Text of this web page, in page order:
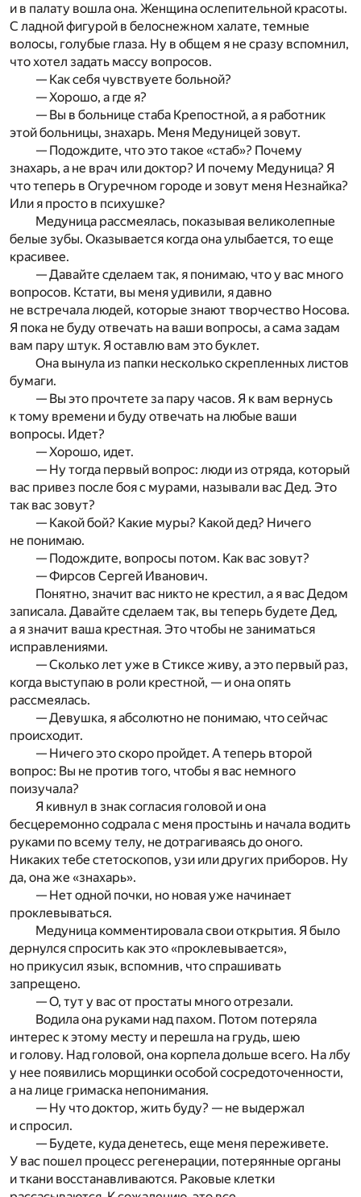
и в палату вошла она. Женщина ослепительной красоты.
С ладной фигурой в белоснежном халате, темные
волосы, голубые глаза. Ну в общем я не сразу вспомнил,
что хотел задать массу вопросов.
— Как себя чувствуете больной?
— Хорошо, а где я?
— Вы в больнице стаба Крепостной, а я работник
этой больницы, знахарь. Меня Медуницей зовут.
— Подождите, что это такое «стаб»? Почему
знахарь, а не врач или доктор? И почему Медуница? Я
что теперь в Огуречном городе и зовут меня Незнайка?
Или я просто в психушке?
Медуница рассмеялась, показывая великолепные
белые зубы. Оказывается когда она улыбается, то еще
красивее.
— Давайте сделаем так, я понимаю, что у вас много
вопросов. Кстати, вы меня удивили, я давно
не встречала людей, которые знают творчество Носова.
Я пока не буду отвечать на ваши вопросы, а сама задам
вам пару штук. Я оставлю вам это буклет.
Она вынула из папки несколько скрепленных листов
бумаги.
— Вы это прочтете за пару часов. Я к вам вернусь
к тому времени и буду отвечать на любые ваши
вопросы. Идет?
— Хорошо, идет.
— Ну тогда первый вопрос: люди из отряда, который
вас привез после боя с мурами, называли вас Дед. Это
так вас зовут?
— Какой бой? Какие муры? Какой дед? Ничего
не понимаю.
— Подождите, вопросы потом. Как вас зовут?
— Фирсов Сергей Иванович.
Понятно, значит вас никто не крестил, а я вас Дедом
записала. Давайте сделаем так, вы теперь будете Дед,
а я значит ваша крестная. Это чтобы не заниматься
исправлениями.
— Сколько лет уже в Стиксе живу, а это первый раз,
когда выступаю в роли крестной, — и она опять
рассмеялась.
— Девушка, я абсолютно не понимаю, что сейчас
происходит.
— Ничего это скоро пройдет. А теперь второй
вопрос: Вы не против того, чтобы я вас немного
поизучала?
Я кивнул в знак согласия головой и она
бесцеремонно содрала с меня простынь и начала водить
руками по всему телу, не дотрагиваясь до оного.
Никаких тебе стетоскопов, узи или других приборов. Ну
да, она же «знахарь».
— Нет одной почки, но новая уже начинает
проклевываться.
Медуница комментировала свои открытия. Я было
дернулся спросить как это «проклевывается»,
но прикусил язык, вспомнив, что спрашивать
запрещено.
— О, тут у вас от простаты много отрезали.
Водила она руками над пахом. Потом потеряла
интерес к этому месту и перешла на грудь, шею
и голову. Над головой, она корпела дольше всего. На лбу
у нее появились морщинки особой сосредоточенности,
а на лице гримаска непонимания.
— Ну что доктор, жить буду? — не выдержал
и спросил.
— Будете, куда денетесь, еще меня переживете.
У вас пошел процесс регенерации, потерянные органы
и ткани восстанавливаются. Раковые клетки